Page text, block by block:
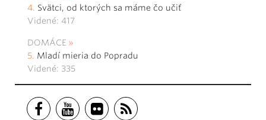
Svätci, od ktorých sa máme čo učiť
Videné: 417
DOMÁCE
Mladí mieria do Popradu
Videné: 335